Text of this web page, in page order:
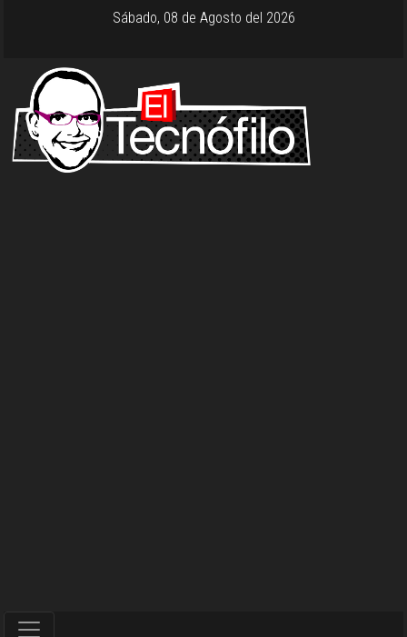
Sábado, 08 de Agosto del 2026